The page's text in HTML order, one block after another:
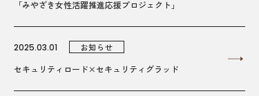
「みやざき女性活躍推進応援プロジェクト」
2025.03.01 お知らせ
セキュリティロード×セキュリティグラッド